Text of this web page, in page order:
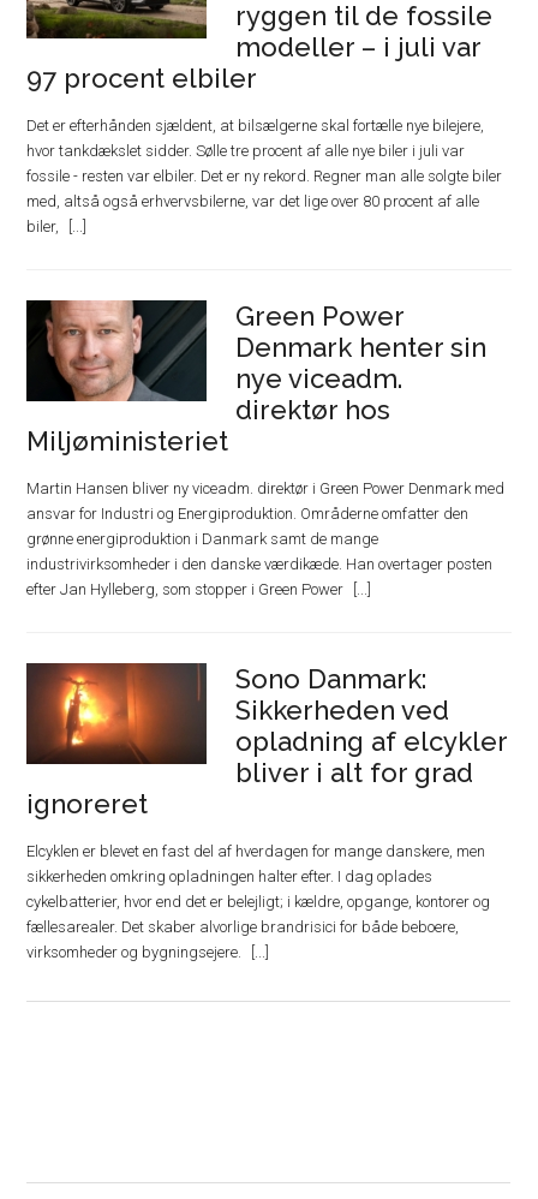
ryggen til de fossile
modeller – i juli var
97 procent elbiler
Det er efterhånden sjældent, at bilsælgerne skal fortælle nye bilejere,
hvor tankdækslet sidder. Sølle tre procent af alle nye biler i juli var
fossile - resten var elbiler. Det er ny rekord. Regner man alle solgte biler
med, altså også erhvervsbilerne, var det lige over 80 procent af alle
biler,
Green Power
Denmark henter sin
nye viceadm.
direktør hos
Miljøministeriet
Martin Hansen bliver ny viceadm. direktør i Green Power Denmark med
ansvar for Industri og Energiproduktion. Områderne omfatter den
grønne energiproduktion i Danmark samt de mange
industrivirksomheder i den danske værdikæde. Han overtager posten
efter Jan Hylleberg, som stopper i Green Power
Sono Danmark:
Sikkerheden ved
opladning af elcykler
bliver i alt for grad
ignoreret
Elcyklen er blevet en fast del af hverdagen for mange danskere, men
sikkerheden omkring opladningen halter efter. I dag oplades
cykelbatterier, hvor end det er belejligt; i kældre, opgange, kontorer og
fællesarealer. Det skaber alvorlige brandrisici for både beboere,
virksomheder og bygningsejere.